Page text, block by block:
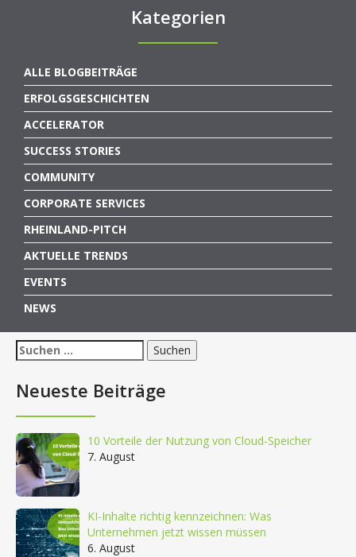
Kategorien
ALLE BLOGBEITRÄGE
ERFOLGSGESCHICHTEN
ACCELERATOR
SUCCESS STORIES
COMMUNITY
CORPORATE SERVICES
RHEINLAND-PITCH
AKTUELLE TRENDS
EVENTS
NEWS
Suchen
nach:
Neueste Beiträge
10 Vorteile der Nutzung von Cloud-Speicher
7. August
KI-Inhalte richtig kennzeichnen: Was
Unternehmen jetzt wissen müssen
6. August